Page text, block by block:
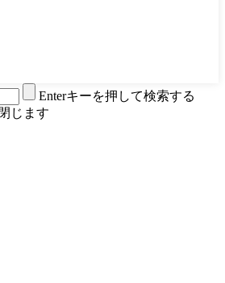
Enterキーを押して検索する
じます